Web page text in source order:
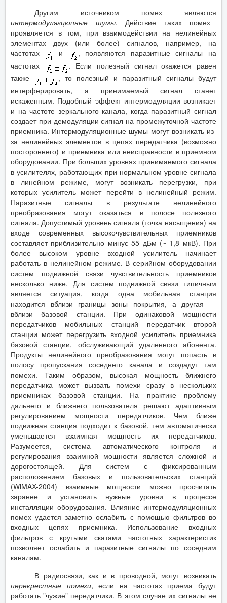
Другим источником помех являются
интермодулягцюпные
шумы. Действие таких помех
проявляется в том, при взаимодействии на нелинейных
элементах двух (или более) сигналов, например, на
частотах
и
, появляются паразитные сигналы на
частотах
. Если полезный сигнал окажется равен
также
, то полезный и паразитный сигналы будут
интерферировать, а принимаемый сигнал станет
искаженным. Подобный эффект интермодуляции возникает
и на частоте зеркального канала, когда паразитный сигнал
создает при демодуляции сигнал на промежуточной частоте
приемника. Интермодуляционные шумы могут возникать из-
за нелинейных элементов в цепях передатчика (возможно
постороннего) и приемника или неисправности в приемном
оборудовании. При больших уровнях принимаемого сигнала
в усилителях, работающих при нормальном уровне сигнала
в линейном режиме, могут возникать перегрузки, при
которых усилитель может перейти в нелинейный режим.
Паразитные сигналы в результате нелинейного
преобразования могут оказаться в полосе полезного
сигнала. Допустимый уровень сигнала (точка насыщения) на
входе современных высокочувствительных приемников
составляет приблизительно минус 55 дБм (~ 1,8 мкВ). При
более высоком уровне входной усилитель начинает
работать в нелинейном режиме. В серийном оборудовании
систем подвижной связи чувствительность приемников
несколько ниже. Для систем подвижной связи типичным
является ситуация, когда одна мобильная станция
находится вблизи границы зоны покрытия, а другая —
вблизи базовой станции. При одинаковой мощности
передатчиков мобильных станций передатчик второй
станции может перегрузить входной усилитель приемника
базовой станции, обслуживающий удаленного абонента.
Продукты нелинейного преобразования могут попасть в
полосу пропускания соседнего канала и создадут там
помехи. Таким образом, высокая мощность ближнего
передатчика может вызвать помехи сразу в нескольких
приемниках базовой станции. На практике проблему
дальнего и ближнего пользователя решают адаптивным
регулированием мощности передатчиков. Чем ближе
подвижная станция подходит к базовой, тем автоматически
уменьшается взаимная мощность их передатчиков.
Разумеется, система автоматического контроля и
регулирования взаимной мощности является сложной и
дорогостоящей. Для систем с фиксированным
расположением базовых и пользовательских станций
(WiMAX-2004) взаимные мощности можно просчитать
заранее и установить нужные уровни в процессе
инсталляции оборудования. Влияние интермодуляционных
помех удается заметно ослабить с помощью фильтров во
входных цепях приемника. Использование входных
фильтров с крутыми скатами частотных характеристик
позволяет ослабить и паразитные сигналы по соседним
каналам.
В радиосвязи, как и в проводной, могут возникать
перекрестные помехи, если на частотах приема будут
работать "чужие" передатчики. В этом случае их сигналы не